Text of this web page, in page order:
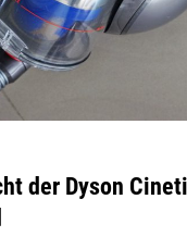
der Dyson